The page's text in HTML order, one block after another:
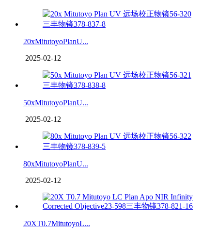
20xMitutoyoPlanU...
2025-02-12
50xMitutoyoPlanU...
2025-02-12
80xMitutoyoPlanU...
2025-02-12
20XT0.7MitutoyoL...